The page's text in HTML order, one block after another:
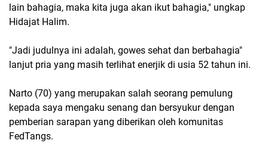
lain bahagia, maka kita juga akan ikut bahagia," ungkap
Hidajat Halim.
"Jadi judulnya ini adalah, gowes sehat dan berbahagia"
lanjut pria yang masih terlihat enerjik di usia 52 tahun ini.
Narto (70) yang merupakan salah seorang pemulung
kepada saya mengaku senang dan bersyukur dengan
pemberian sarapan yang diberikan oleh komunitas
FedTangs.